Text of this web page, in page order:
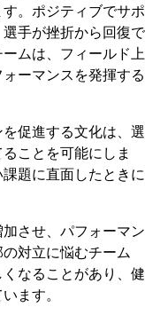
。ポジティブでサポ
手が挫折から回復で
ムは、フィールド上
ーマンスを発揮する
促進する文化は、選
ことを可能にしま
題に直面したときに
させ、パフォーマン
対立に悩むチーム
なることがあり、健
ます。